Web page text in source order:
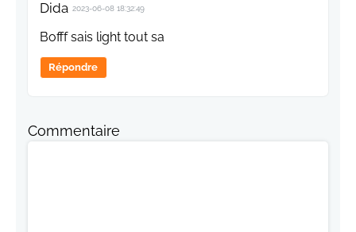
Dida 2023-06-08 18:32:49
Bofff sais light tout sa
Répondre
Commentaire